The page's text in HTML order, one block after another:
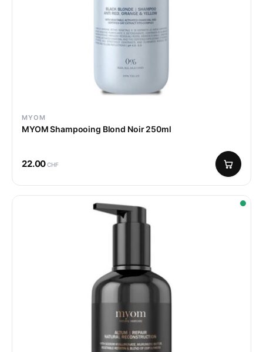
MYOM
MYOM Shampooing Blond Noir 250ml
22.00CHF